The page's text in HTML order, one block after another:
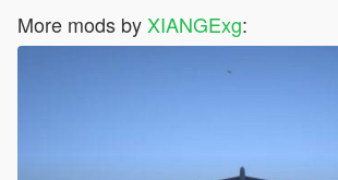
More mods by XIANGExg: